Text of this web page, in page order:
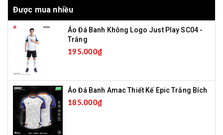
Được mua nhiều
Áo Đá Banh Không Logo Just Play SC04 -
Trắng
195.000₫
Áo Đá Banh Amac Thiết Kế Epic Trắng Bích
185.000₫